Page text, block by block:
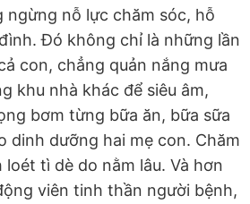
ngừng nỗ lực chăm sóc, hỗ
Đó không chỉ là những lần
con, chẳng quản nắng mưa
khu nhà khác để siêu âm,
bơm từng bữa ăn, bữa sữa
dinh dưỡng hai mẹ con. Chăm
tì dè do nằm lâu. Và hơn
viên tinh thần người bệnh,